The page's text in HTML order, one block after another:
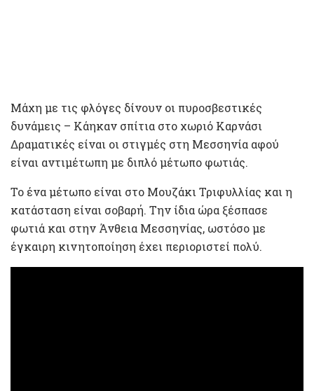
Μάχη με τις φλόγες δίνουν οι πυροσβεστικές
δυνάμεις – Κάηκαν σπίτια στο χωριό Καρνάσι
Δραματικές είναι οι στιγμές στη Μεσσηνία αφού
είναι αντιμέτωπη με διπλό μέτωπο φωτιάς.
Το ένα μέτωπο είναι στο Μουζάκι Τριφυλλίας και η
κατάσταση είναι σοβαρή. Την ίδια ώρα ξέσπασε
φωτιά και στην Άνθεια Μεσσηνίας, ωστόσο με
έγκαιρη κινητοποίηση έχει περιοριστεί πολύ.